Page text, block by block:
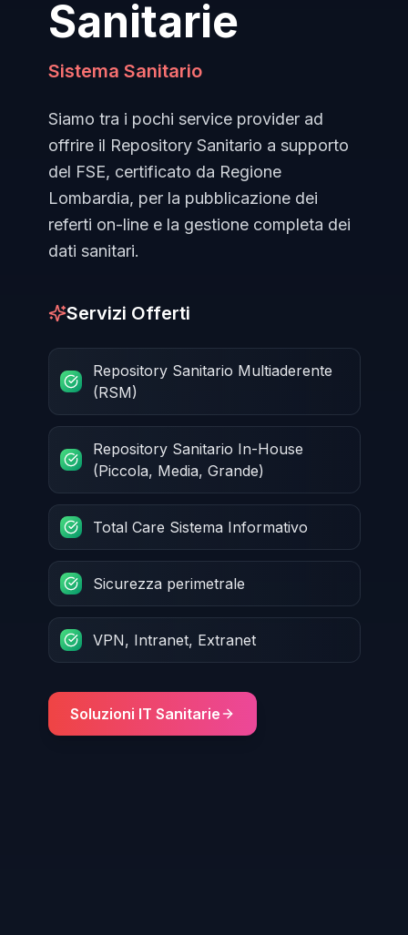
Sanitarie
Sistema Sanitario
Siamo tra i pochi service provider ad
offrire il Repository Sanitario a supporto
del FSE, certificato da Regione
Lombardia, per la pubblicazione dei
referti on-line e la gestione completa dei
dati sanitari.
Servizi Offerti
Repository Sanitario Multiaderente
(RSM)
Repository Sanitario In-House
(Piccola, Media, Grande)
Total Care Sistema Informativo
Sicurezza perimetrale
VPN, Intranet, Extranet
Soluzioni IT Sanitarie